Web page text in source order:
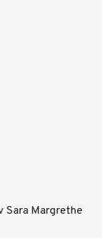
Sara Margrethe